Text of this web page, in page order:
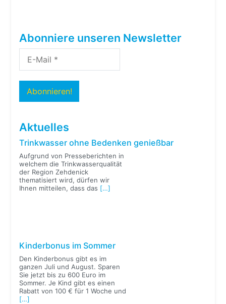
Abonniere unseren Newsletter
Aktuelles
Trinkwasser ohne Bedenken genießbar
Aufgrund von Presseberichten in
welchem die Trinkwasserqualität
der Region Zehdenick
thematisiert wird, dürfen wir
Ihnen mitteilen, dass das […]
Kinderbonus im Sommer
Den Kinderbonus gibt es im
ganzen Juli und August. Sparen
Sie jetzt bis zu 600 Euro im
Sommer. Je Kind gibt es einen
Rabatt von 100 € für 1 Woche und
[…]